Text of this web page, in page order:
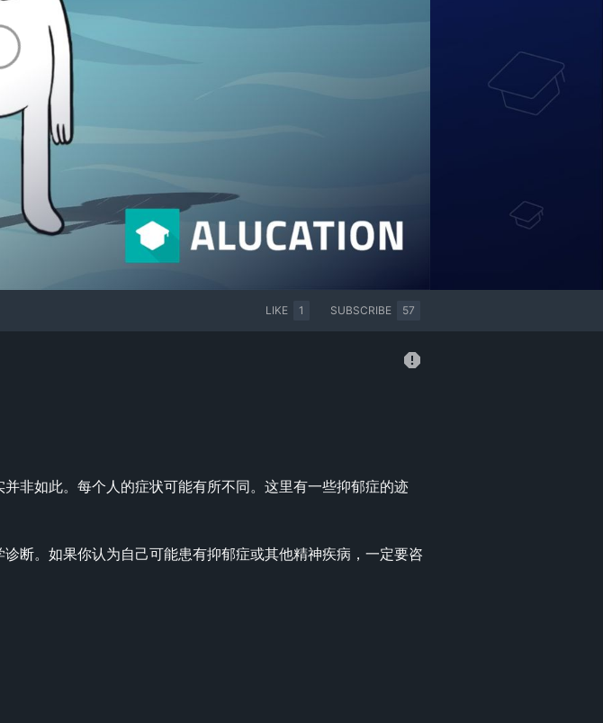
LIKE 1 SUBSCRIBE 57
非如此。每个人的症状可能有所不同。这里有一些抑郁症的迹
断。如果你认为自己可能患有抑郁症或其他精神疾病，一定要咨